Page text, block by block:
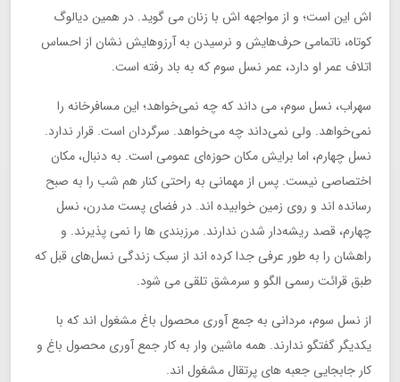
اش این است؛ و از مواجهه اش با زنان می گوید. در همین دیالوگ
کوتاه، ناتمامی حرف‌هایش و نرسیدن به آرزوهایش نشان از احساس
اتلاف عمر او دارد، عمر نسل سوم که به باد رفته است.
سهراب، نسل سوم، می داند که چه نمی‌خواهد؛ این مسافرخانه را
نمی‌خواهد. ولی نمی‌داند چه می‌خواهد. سرگردان است. قرار ندارد.
نسل چهارم، اما برایش مکان حوزه‌ای عمومی است. به دنبال، مکان
اختصاصی نیست. پس از مهمانی به راحتی کنار هم شب را به صبح
رسانده اند و روی زمین خوابیده اند. در فضای پست مدرن، نسل
چهارم، قصد ریشه‌دار شدن ندارند. مرزبندی ها را نمی پذیرند. و
راهشان را به طور عرفی جدا کرده اند از سبک زندگی نسل‌های قبل که
طبق قرائت رسمی الگو و سرمشق تلقی می شود.
از نسل سوم، مردانی به جمع آوری محصول باغ مشغول اند که با
یکدیگر گفتگو ندارند. همه ماشین وار به کار جمع آوری محصول باغ و
کار جابجایی جعبه های پرتقال مشغول اند.